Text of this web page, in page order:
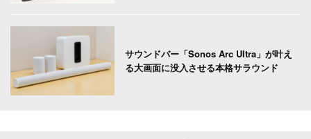
サウンドバー「Sonos Arc Ultra」が叶え
る大画面に没入させる本格サラウンド